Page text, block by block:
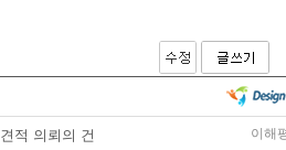
메일로 많이 문의주시는데 이메일 문의고
적 의뢰의 건 이해